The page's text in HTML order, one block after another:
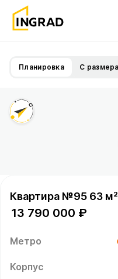
Планировка С
Квартира №95 63 м²
13 790 000 ₽
Метро
Корпус